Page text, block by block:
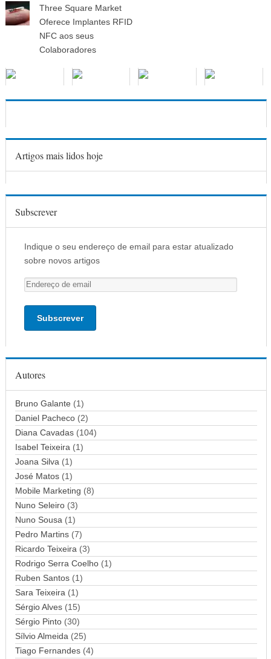
Three Square Market
Oferece Implantes RFID
NFC aos seus
Colaboradores
Artigos mais lidos hoje
Subscrever
Indique o seu endereço de email para estar atualizado
sobre novos artigos
E
n
d
o
d
e
e
m
a
i
l
Autores
Bruno Galante (1)
Daniel Pacheco(2)
Diana Cavadas(104)
Isabel Teixeira (1)
Joana Silva (1)
José Matos(1)
Mobile Marketing (8)
Nuno Seleiro(3)
Nuno Sousa (1)
Pedro Martins(7)
Ricardo Teixeira (3)
Rodrigo Serra Coelho(1)
Ruben Santos(1)
Sara Teixeira (1)
Sérgio Alves(15)
Sérgio Pinto(30)
Sílvio Almeida (25)
Tiago Fernandes(4)